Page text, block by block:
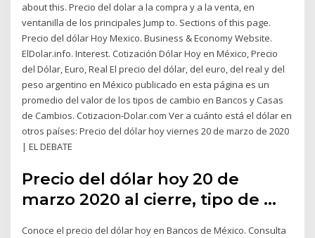
about this. Precio del dolar a la compra y a la venta, en
ventanilla de los principales Jump to. Sections of this page.
Precio del dólar Hoy Mexico. Business & Economy Website.
ElDolar.info. Interest. Cotización Dólar Hoy en México, Precio
del Dólar, Euro, Real El precio del dólar, del euro, del real y del
peso argentino en México publicado en esta página es un
promedio del valor de los tipos de cambio en Bancos y Casas
de Cambios. Cotizacion-Dolar.com Ver a cuánto está el dólar en
otros países: Precio del dólar hoy viernes 20 de marzo de 2020
| EL DEBATE
Precio del dólar hoy 20 de
marzo 2020 al cierre, tipo de ...
Conoce el precio del dólar hoy en Bancos de México. Consulta